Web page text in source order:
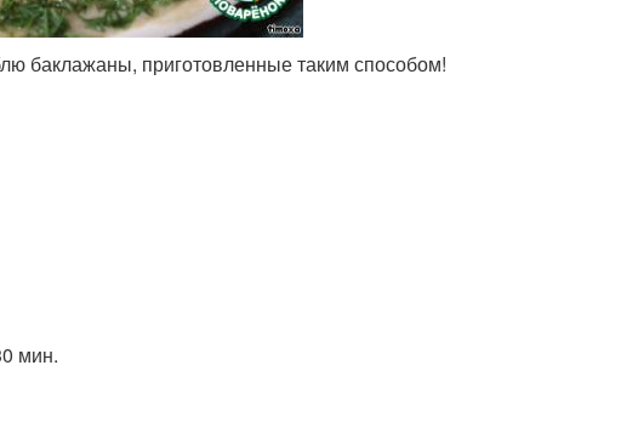
баклажаны, приготовленные таким способом!
мин.